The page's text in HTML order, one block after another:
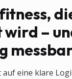
–
auf eine klare